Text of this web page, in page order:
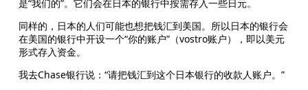
是“我们的”。它们会在日本的银行中按需存入一些日元。
同样的，日本的人们可能也想把钱汇到美国。所以日本的银行会
在美国的银行中开设一个“你的账户”（vostro账户），即以美元
形式存入资金。
我去Chase银行说：“请把钱汇到这个日本银行的收款人账户。”